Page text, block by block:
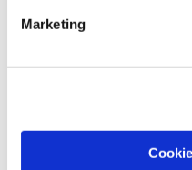
Marketing